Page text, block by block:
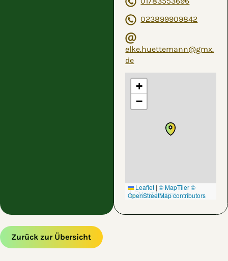
023899909842
elke.huettemann@gmx.
de
+
−
Leaflet | © MapTiler©
OpenStreetMap contributors
Zurück zur Übersicht